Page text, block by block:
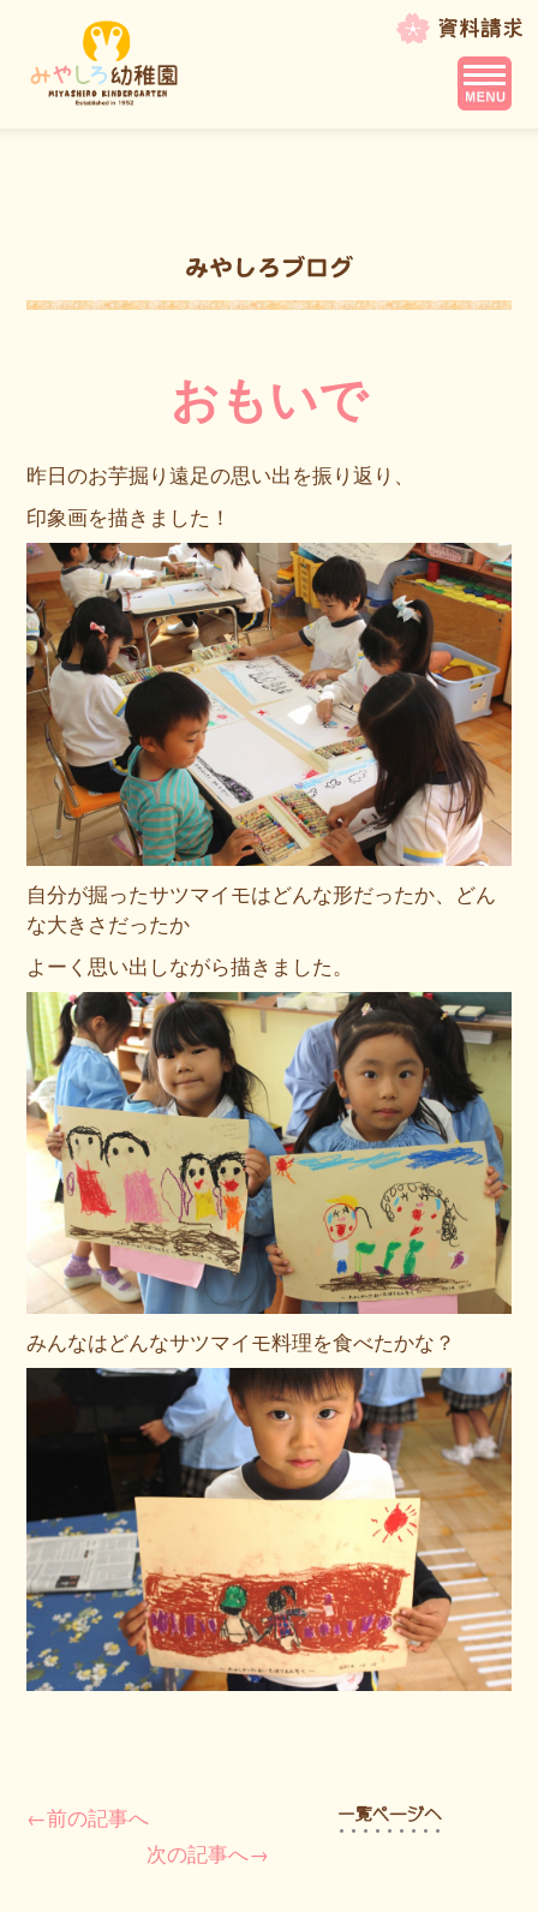
おもいで
昨日のお芋掘り遠足の思い出を振り返り、
印象画を描きました！
自分が掘ったサツマイモはどんな形だったか、どん
な大きさだったか
よーく思い出しながら描きました。
みんなはどんなサツマイモ料理を食べたかな？
←前の記事へ
次の記事へ→